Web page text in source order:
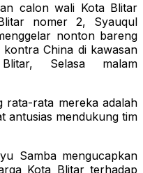
calon wali Kota Blitar
nomer 2, Syauqul
nonton bareng
China di kawasan
Selasa malam
rata-rata mereka adalah
antusias mendukung tim
Samba mengucapkan
Kota Blitar terhadap